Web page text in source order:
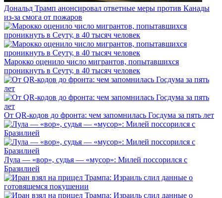
Дональд Трамп анонсировал ответные меры против Канады
из-за смога от пожаров
Марокко оценило число мигрантов, попытавшихся
проникнуть в Сеуту, в 40 тысяч человек
От QR-кодов до фронта: чем запомнилась Госдума за пять лет
Лула — «вор», судья — «мусор»: Милей поссорился с
Бразилией